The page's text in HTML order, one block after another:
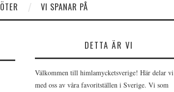
VI SPANAR PÅ
DETTA ÄR VI
Välkommen till himlamycketsverige! Här delar vi
med oss av våra favoritställen i Sverige. Vi som